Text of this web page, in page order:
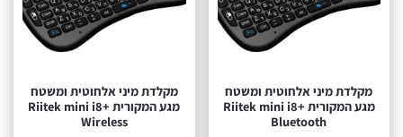
מקלדת מיני אלחוטית ומשטח
מגע המקורית Riitek mini i8+
Bluetooth
מקלדת מיני אלחוטית ומשטח
מגע המקורית Riitek mini i8+
Wireless